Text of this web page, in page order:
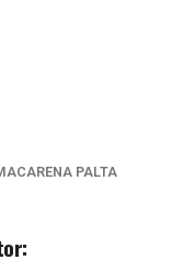
PALTA